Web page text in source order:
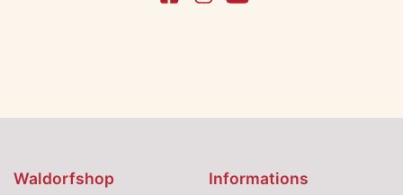
Waldorfshop Informations